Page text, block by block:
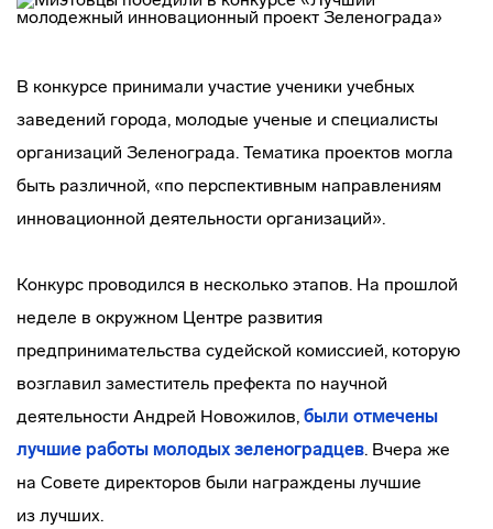
В конкурсе принимали участие ученики учебных
заведений города, молодые ученые и специалисты
организаций Зеленограда. Тематика проектов могла
быть различной, «по перспективным направлениям
инновационной деятельности организаций».
Конкурс проводился в несколько этапов. На прошлой
неделе в окружном Центре развития
предпринимательства судейской комиссией, которую
возглавил заместитель префекта по научной
деятельности Андрей Новожилов, были отмечены
лучшие работы молодых зеленоградцев. Вчера же
на Совете директоров были награждены лучшие
из лучших.